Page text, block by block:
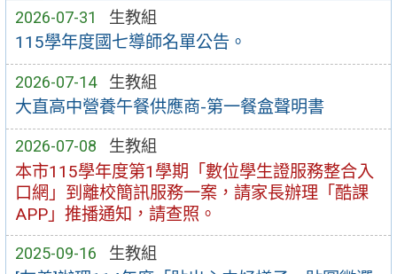
2026-07-31 生教組
115學年度國七導師名單公告。
2026-07-14 生教組
大直高中營養午餐供應商-第一餐盒聲明書
2026-07-08 生教組
本市115學年度第1學期「數位學生證服務整合入
口網」到離校簡訊服務一案，請家長辦理「酷課
APP」推播通知，請查照。
2025-09-16 生教組